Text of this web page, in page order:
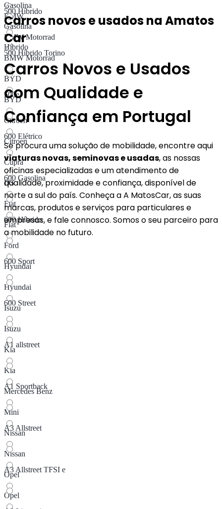
BMW
BMW Motorrad
BMW Motorrad
BYD
BYD
Citroen
Citroen
Cupra
DS
Fiat
Fiat
Ford
Hyundai
Hyundai
Isuzu
Isuzu
Kia
Kia
Mercedes Benz
Mini
Nissan
Nissan
Opel
Opel
500 Híbrido
500 Híbrido Torino
500e
600 Elétrico
600 Gasolina
600 Híbrido​
600 Sport
600 Street
A1 allstreet
A1 Sportback
A3 Allstreet
A3 Allstreet TFSI e
Gasolina
Gasolina
Híbrido
Carros novos e usados ​​na Amatos
Car
Carros Novos e Usados
com Qualidade e
Confiança em Portugal
Se procura uma solução de mobilidade, encontre aqui
viaturas novas, seminovas e usadas, as nossas
oficinas especializadas e um atendimento de
qualidade, proximidade e confiança, disponível de
norte a sul do país. Conheça a A MatosCar, as suas
marcas, produtos e serviços para particulares e
empresas, e fale connosco. Somos o seu parceiro para
a mobilidade no futuro.